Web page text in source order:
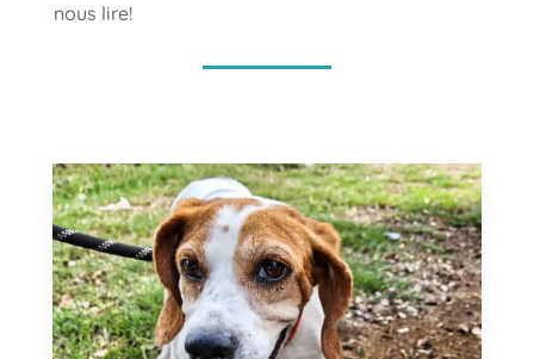
nous lire!